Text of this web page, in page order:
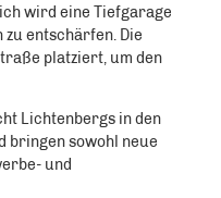
wird eine Tiefgarage
entschärfen. Die
platziert, um den
Lichtenbergs in den
bringen sowohl neue
und